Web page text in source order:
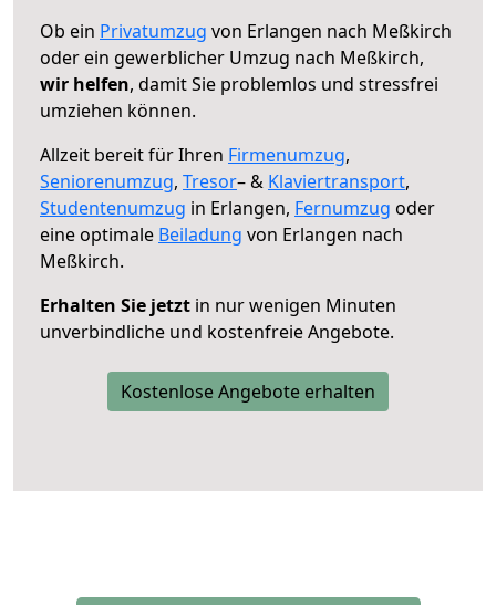
Ob ein Privatumzug von Erlangen nach Meßkirch
oder ein gewerblicher Umzug nach Meßkirch,
wir helfen, damit Sie problemlos und stressfrei
umziehen können.
Allzeit bereit für Ihren Firmenumzug,
Seniorenumzug, Tresor– & Klaviertransport,
Studentenumzug in Erlangen, Fernumzug oder
eine optimale Beiladung von Erlangen nach
Meßkirch.
Erhalten Sie jetzt in nur wenigen Minuten
unverbindliche und kostenfreie Angebote.
Kostenlose Angebote erhalten